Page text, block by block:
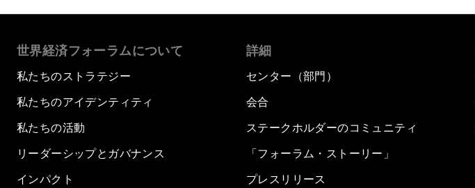
世界経済フォーラムについて
私たちのストラテジー
私たちのアイデンティティ
私たちの活動
リーダーシップとガバナンス
インパクト
詳細
センター（部門）
会合
ステークホルダーのコミュニティ
「フォーラム・ストーリー」
プレスリリース